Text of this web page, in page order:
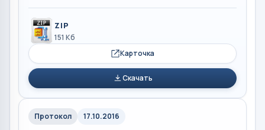
ZIP
151 Кб
Карточка
Скачать
Протокол 17.10.2016